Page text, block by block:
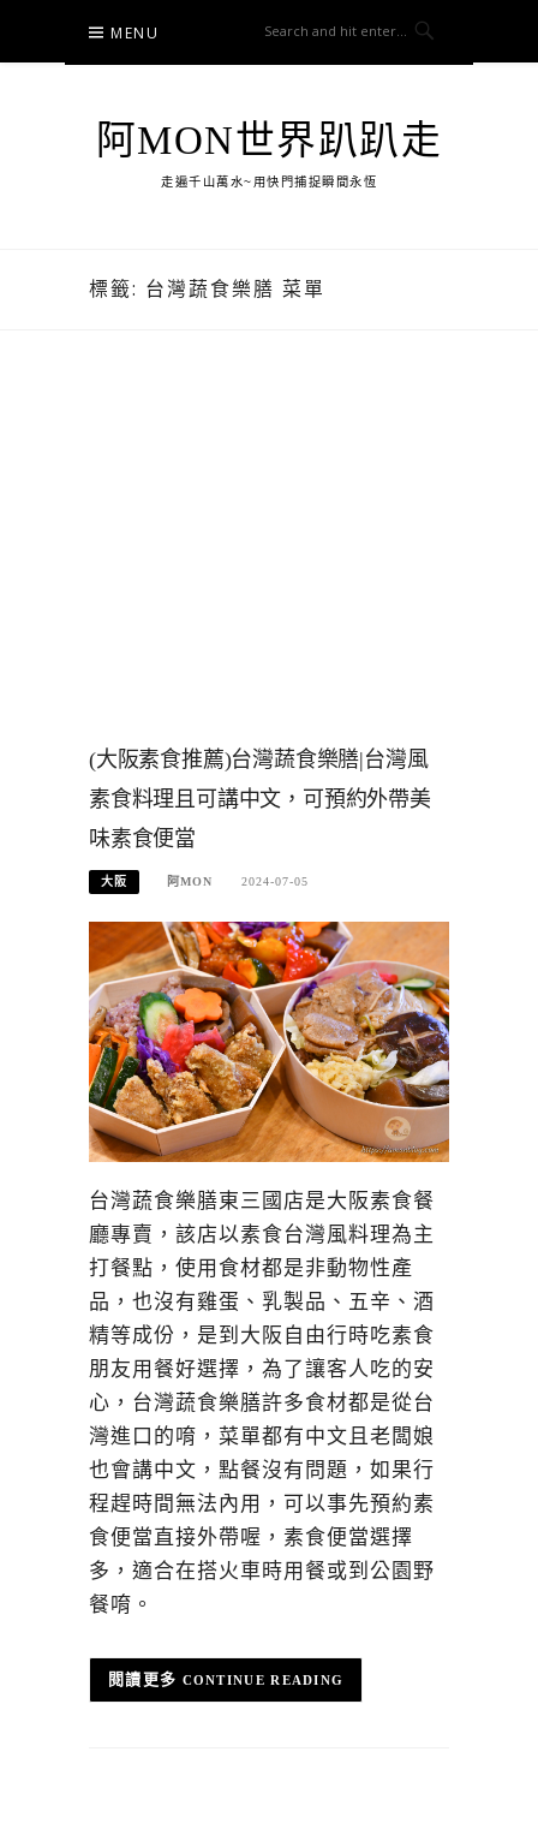
content
MENU
阿MON世界趴趴走
走遍千山萬水~用快門捕捉瞬間永恆
標籤: 台灣蔬食樂膳 菜單
(大阪素食推薦)台灣蔬食樂膳|台灣風
素食料理且可講中文，可預約外帶美
味素食便當
大阪 阿MON 2024-07-05
台灣蔬食樂膳東三國店是大阪素食餐
廳專賣，該店以素食台灣風料理為主
打餐點，使用食材都是非動物性產
品，也沒有雞蛋、乳製品、五辛、酒
精等成份，是到大阪自由行時吃素食
朋友用餐好選擇，為了讓客人吃的安
心，台灣蔬食樂膳許多食材都是從台
灣進口的唷，菜單都有中文且老闆娘
也會講中文，點餐沒有問題，如果行
程趕時間無法內用，可以事先預約素
食便當直接外帶喔，素食便當選擇
多，適合在搭火車時用餐或到公園野
餐唷。
CONTINUE READING